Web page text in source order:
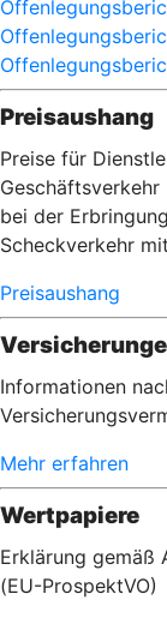
Preisaushang
Preise für
Geschäftsverkehr
bei der
Scheckverkehr
Preisaushang
Informationen
Mehr erfahren
Wertpapiere
Erklärung gemäß
(EU-ProspektVO)